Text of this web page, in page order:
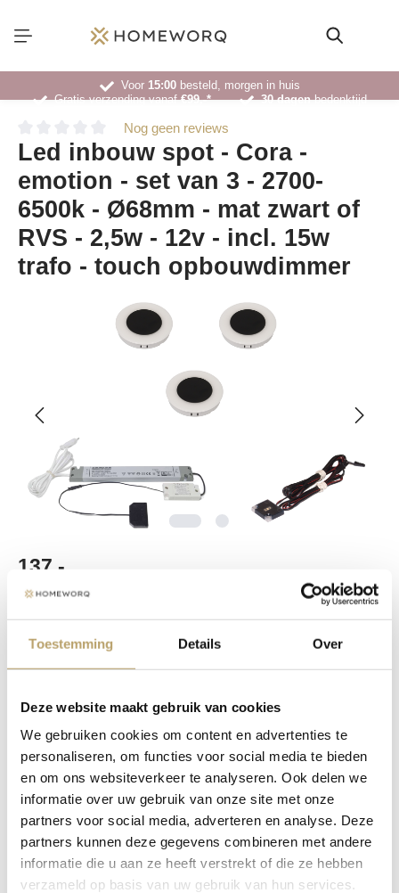
Toestemming Details Over
Deze website maakt gebruik van cookies
We gebruiken cookies om content en advertenties te
personaliseren, om functies voor social media te bieden
en om ons websiteverkeer te analyseren. Ook delen we
informatie over uw gebruik van onze site met onze
partners voor social media, adverteren en analyse. Deze
partners kunnen deze gegevens combineren met andere
informatie die u aan ze heeft verstrekt of die ze hebben
verzameld op basis van uw gebruik van hun services.
Voor 15:00besteld, morgen in huis
Gratis verzending vanaf€99,-* 30 dagenbedenktijd
Nog geen reviews
Led inbouw spot - Cora -
emotion - set van 3 - 2700-
6500k - Ø68mm - mat zwart of
RVS - 2,5w - 12v - incl. 15w
trafo - touch opbouwdimmer
137,-
incl. BTW
Aantal spots
Type led aansturing
Afstandsbediening wit Afstandsbediening zwart
Wandschakelaar Opbouwdimmer
In winkelwagen
Belangrijkste eigenschappen